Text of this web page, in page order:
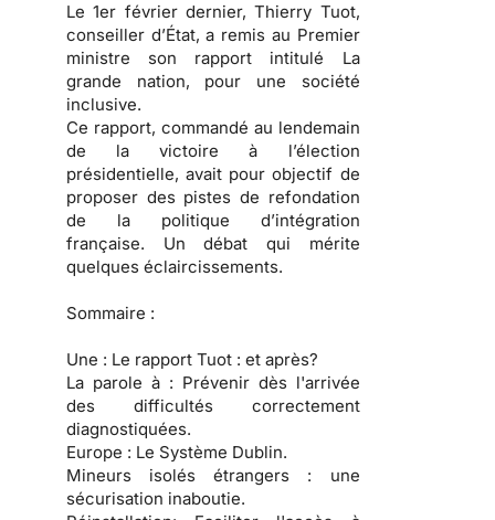
Le 1er février dernier, Thierry Tuot,
conseiller d’État, a remis au Premier
ministre son rapport intitulé La
grande nation, pour une société
inclusive.
Ce rapport, commandé au lendemain
de la victoire à l’élection
présidentielle, avait pour objectif de
proposer des pistes de refondation
de la politique d’intégration
française. Un débat qui mérite
quelques éclaircissements.
Sommaire :
Une : Le rapport Tuot : et après?
La parole à : Prévenir dès l'arrivée
des difficultés correctement
diagnostiquées.
Europe : Le Système Dublin.
Mineurs isolés étrangers : une
sécurisation inaboutie.